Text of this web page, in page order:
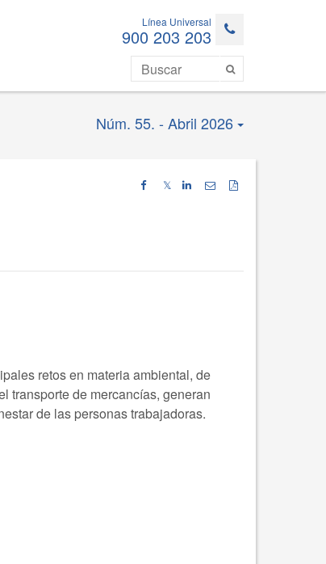
Línea Universal
900 203 203
Núm. 55. - Abril 2026
𝕏
retos en materia ambiental, de
transporte de mercancías, generan
de las personas trabajadoras.